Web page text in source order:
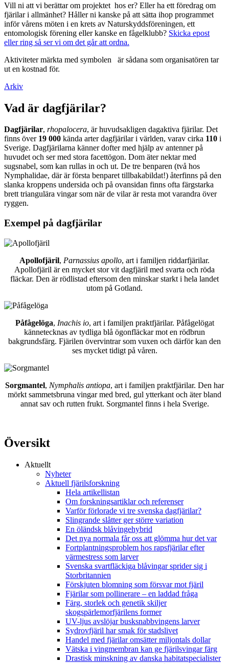
Vill ni att vi berättar om projektet hos er? Eller ha ett föredrag om
fjärilar i allmänhet? Håller ni kanske på att sätta ihop programmet
inför vårens möten i en krets av Naturskyddsföreningen, ett
entomologisk förening eller kanske en fågelklubb? Skicka epost
eller ring så ser vi om det går att ordna.
Aktiviteter märkta med symbolen
är sådana som organisatören tar
ut en kostnad för.
Arkiv
Vad är dagfjärilar?
Dagfjärilar, rhopalocera, är huvudsakligen dagaktiva fjärilar. Det
finns över 19 000 kända arter dagfjärilar i världen, varav cirka 110 i
Sverige. Dagfjärilarna känner dofter med hjälp av antenner på
huvudet och ser med stora facettögon. Dom äter nektar med
sugsnabel, som kan rullas in och ut. De tre benparen (två hos
Nymphalidae, där är första benparet tillbakabildat!) återfinns på den
slanka kroppens undersida och på ovansidan finns ofta färgstarka
brett triangulära vingar som när de vilar är resta mot varandra över
ryggen.
Exempel på dagfjärilar
Apollofjäril, Parnassius apollo, art i familjen riddarfjärilar.
Apollofjäril är en mycket stor vit dagfjäril med svarta och röda
fläckar. Den är rödlistad eftersom den minskar starkt i hela landet
utom på Gotland.
Påfågelöga, Inachis io, art i familjen praktfjärilar. Påfågelögat
kännetecknas av tydliga blå ögonfläckar mot en rödbrun
bakgrundsfärg. Fjärilen övervintrar som vuxen och därför kan den
ses mycket tidigt på våren.
Sorgmantel, Nymphalis antiopa, art i familjen praktfjärilar. Den har
mörkt sammetsbruna vingar med bred, gul ytterkant och äter bland
annat sav och rutten frukt. Sorgmantel finns i hela Sverige.
Översikt
Aktuellt
Nyheter
Aktuell fjärilsforskning
Hela artikellistan
Om forskningsartiklar och referenser
Varför förlorade vi tre svenska dagfjärilar?
Slingrande slåtter ger större variation
En öländsk blåvingehybrid
Det nya normala får oss att glömma hur det var
Fortplantningsproblem hos rapsfjärilar efter
värmestress som larver
Svenska svartfläckiga blåvingar sprider sig i
Storbritannien
Förskjuten blomning som försvar mot fjäril
Fjärilar som pollinerare – en laddad fråga
Färg, storlek och genetik skiljer
skogspärlemorfjärilens former
UV-ljus avslöjar busksnabbvingens larver
Sydrovfjäril har smak för stadslivet
Handel med fjärilar omsätter miljontals dollar
Vätska i vingmembran kan ge fjärilsvingar färg
Drastisk minskning av danska habitatspecialister